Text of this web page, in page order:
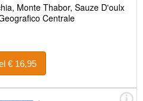
Monte Thabor, Sauze D'oulx
Centrale
Bestel € 16,95